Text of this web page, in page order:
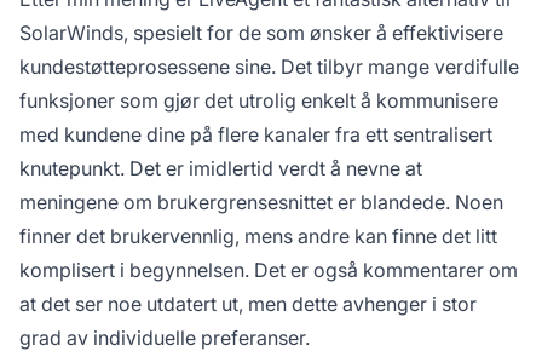
SolarWinds, spesielt for de som ønsker å effektivisere
kundestøtteprosessene sine. Det tilbyr mange verdifulle
funksjoner som gjør det utrolig enkelt å kommunisere
med kundene dine på flere kanaler fra ett sentralisert
knutepunkt. Det er imidlertid verdt å nevne at
meningene om brukergrensesnittet er blandede. Noen
finner det brukervennlig, mens andre kan finne det litt
komplisert i begynnelsen. Det er også kommentarer om
at det ser noe utdatert ut, men dette avhenger i stor
grad av individuelle preferanser.